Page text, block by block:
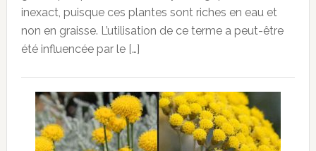
inexact, puisque ces plantes sont riches en eau et
non en graisse. L’utilisation de ce terme a peut-être
été influencée par le […]